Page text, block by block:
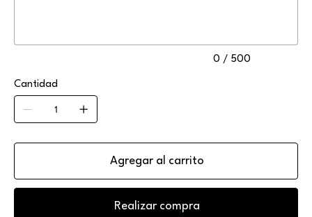
0 / 500
Cantidad
Agregar al carrito
Realizar compra